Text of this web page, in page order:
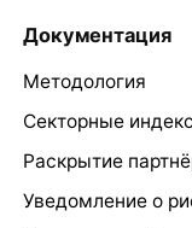
Документация
Методология
Секторные
Раскрытие
Уведомление о